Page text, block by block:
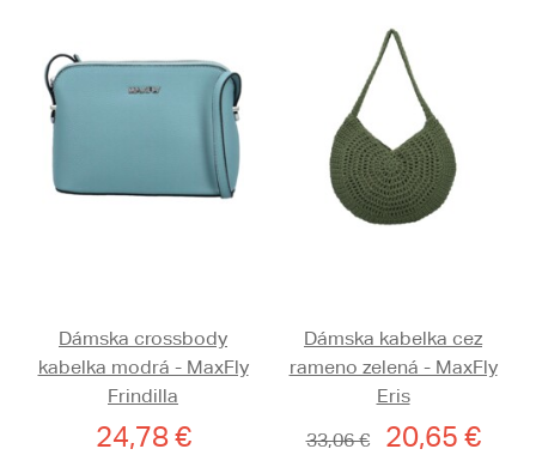
Dámska crossbody
kabelka modrá - MaxFly
Frindilla
24,78 €
Dámska kabelka cez
rameno zelená - MaxFly
Eris
33,06 €
20,65 €